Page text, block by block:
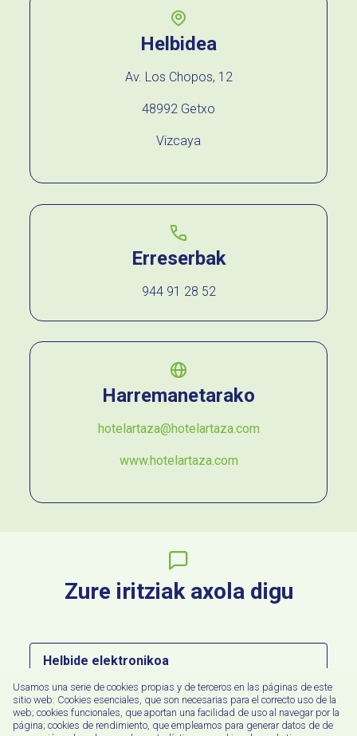
Helbidea
Av. Los Chopos, 12
48992 Getxo
Vizcaya
Erreserbak
944 91 28 52
Harremanetarako
hotelartaza@hotelartaza.com
www.hotelartaza.com
Zure iritziak axola digu
Helbide
elektronikoa
Idatzi
zure
Usamos una serie de cookies propias y de terceros en las páginas de este
sitio web: Cookies esenciales, que son necesarias para el correcto uso de la
web; cookies funcionales, que aportan una facilidad de uso al navegar por la
página; cookies de rendimiento, que empleamos para generar datos de de